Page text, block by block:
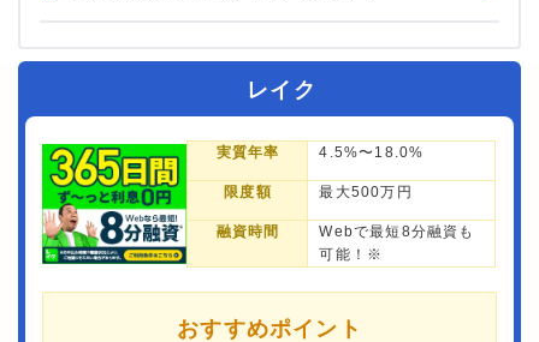
レイク
実質年率 4.5%〜18.0%
限度額 最大500万円
融資時間
Webで最短8分融資も
可能！※
おすすめポイント